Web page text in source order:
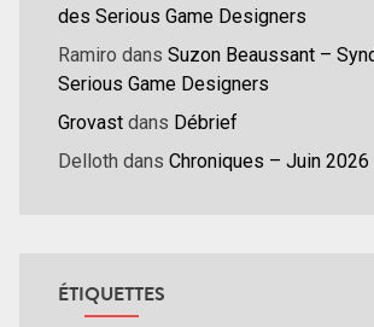
des Serious Game Designers
Ramiro dans Suzon Beaussant –
Serious Game Designers
Grovast dans Débrief
Delloth dans Chroniques – Juin 2026
ÉTIQUETTES